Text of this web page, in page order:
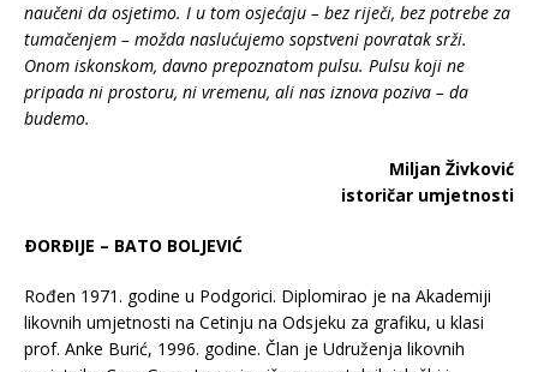
naučeni da osjetimo. I u tom osjećaju – bez riječi, bez potrebe za
tumačenjem – možda naslućujemo sopstveni povratak srži.
Onom iskonskom, davno prepoznatom pulsu. Pulsu koji ne
pripada ni prostoru, ni vremenu, ali nas iznova poziva – da
budemo.
Miljan Živković
istoričar umjetnosti
ÐORÐIJE – BATO BOLJEVIĆ
Rođen 1971. godine u Podgorici. Diplomirao je na Akademiji
likovnih umjetnosti na Cetinju na Odsjeku za grafiku, u klasi
prof. Anke Burić, 1996. godine. Član je Udruženja likovnih